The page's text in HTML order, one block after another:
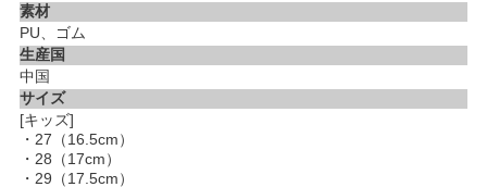
素材
PU、ゴム
生産国
中国
サイズ
[キッズ]
・27（16.5cm）
・28（17cm）
・29（17.5cm）